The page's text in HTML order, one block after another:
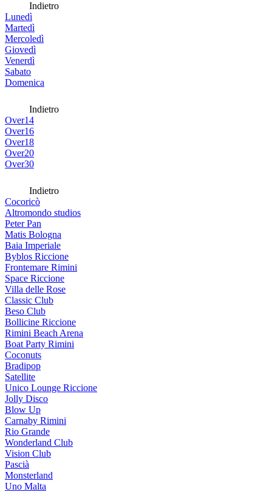
Indietro
Lunedì
Martedì
Mercoledì
Giovedì
Venerdì
Sabato
Domenica
Indietro
Over14
Over16
Over18
Over20
Over30
Indietro
Cocoricò
Altromondo studios
Peter Pan
Matis Bologna
Baia Imperiale
Byblos Riccione
Frontemare Rimini
Space Riccione
Villa delle Rose
Classic Club
Beso Club
Bollicine Riccione
Rimini Beach Arena
Boat Party Rimini
Coconuts
Bradipop
Satellite
Unico Lounge Riccione
Jolly Disco
Blow Up
Carnaby Rimini
Rio Grande
Wonderland Club
Vision Club
Pascià
Monsterland
Uno Malta